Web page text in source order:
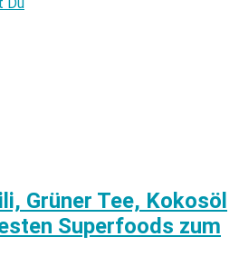
Grüner Tee, Kokosöl
Superfoods zum